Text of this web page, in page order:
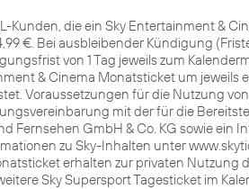
Kunden, die ein Sky Entertainment &
€. Bei ausbleibender Kündigung
von 1 Tag jeweils zum
& Cinema Monatsticket um jeweils
Voraussetzungen für die Nutzung
mit der für die
Fernsehen GmbH & Co. KG sowie ein
zu Sky-Inhalten unter
erhalten zur privaten Nutzung
Sky Supersport Tagesticket im